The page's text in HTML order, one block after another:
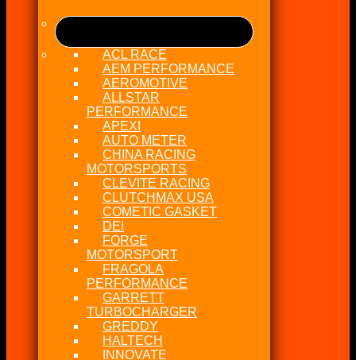
ACL RACE
AEM PERFORMANCE
AEROMOTIVE
ALLSTAR
PERFORMANCE
APEXI
AUTO METER
CHINA RACING
MOTORSPORTS
CLEVITE RACING
CLUTCHMAX USA
COMETIC GASKET
DEI
FORGE
MOTORSPORT
FRAGOLA
PERFORMANCE
GARRETT
TURBOCHARGER
GREDDY
HALTECH
INNOVATE